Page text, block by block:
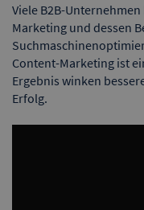
Viele B2B-
Marketing und dessen
Content-Marketing ist
Ergebnis winken
Erfolg.